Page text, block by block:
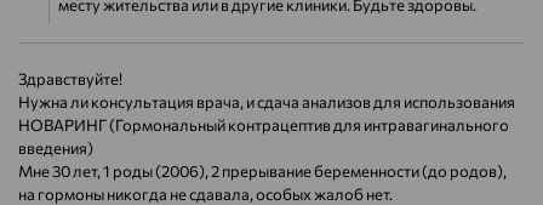
месту жительства или в другие клиники. Будьте здоровы.
Здравствуйте!
Нужна ли консультация врача, и сдача анализов для использования
НОВАРИНГ (Гормональный контрацептив для интравагинального
введения)
Мне 30 лет, 1 роды (2006), 2 прерывание беременности (до родов),
на гормоны никогда не сдавала, особых жалоб нет.